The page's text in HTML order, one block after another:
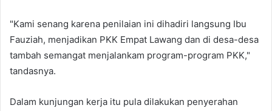
"Kami senang karena penilaian ini dihadiri langsung Ibu
Fauziah, menjadikan PKK Empat Lawang dan di desa-desa
tambah semangat menjalankam program-program PKK,"
tandasnya.
Dalam kunjungan kerja itu pula dilakukan penyerahan